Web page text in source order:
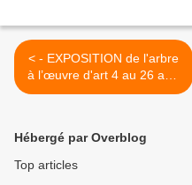
< - EXPOSITION de l'arbre
à l’œuvre d'art 4 au 26 avril
château des Longues
Hébergé par Overblog
Top articles